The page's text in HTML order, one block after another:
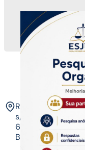
Nossos
Rua Tribunal de
s/n. Via Verde.
69.915-631 – Rio
Branco-AC.​